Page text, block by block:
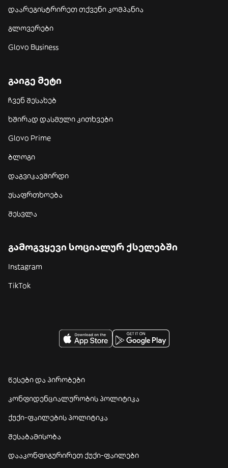
დაარეგისტრირეთ თქვენი კომპანია
გლოვერები
Glovo Business
გაიგე მეტი
ჩვენ შესახებ
ხშირად დასმული კითხვები
Glovo Prime
ბლოგი
დაგვიკავშირდი
უსაფრთხოება
შესვლა
გამოგვყევი სოციალურ ქსელებში
Instagram
TikTok
წესები და პირობები
კონფიდენციალურობის პოლიტიკა
ქუქი-ფაილების პოლიტიკა
შესაბამისობა
დააკონფიგურირეთ ქუქი-ფაილები